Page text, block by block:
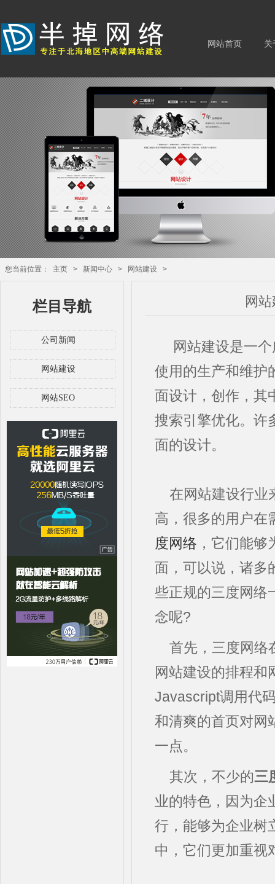
网站首页 关
您当前位置： 主页 > 新闻中心 > 网站建设 >
栏目导航
公司新闻
网站建设
网站SEO
网
网站建设是一个
使用的生产和维护
面设计，创作，其
搜索引擎优化。许
面的设计。
在网站建设行业
高，很多的用户在
度网络 ，它们能
面，可以说，诸多
些正规的三度网络
念呢?
首先，三度网络
网站建设的排程和
Javascript调用代
和清爽的首页对网
一点。
其次，不少的三
业的特色，因为企
行，能够为企业树
中，它们更加重视